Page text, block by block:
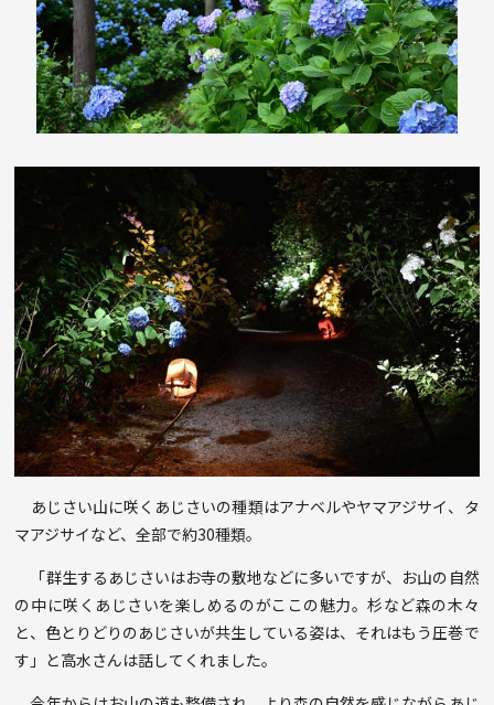
あじさい山に咲くあじさいの種類はアナベルやヤマアジサイ、タ
マアジサイなど、全部で約30種類。
「群生するあじさいはお寺の敷地などに多いですが、お山の自然
の中に咲くあじさいを楽しめるのがここの魅力。杉など森の木々
と、色とりどりのあじさいが共生している姿は、それはもう圧巻で
す」と高水さんは話してくれました。